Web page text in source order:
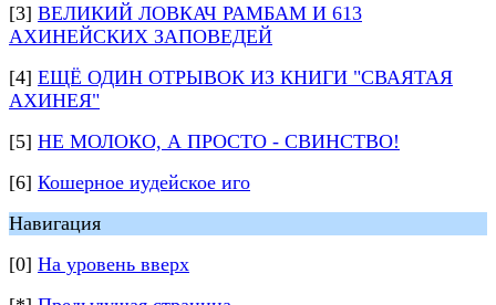
[3] ВЕЛИКИЙ ЛОВКАЧ РАМБАМ И 613
АХИНЕЙСКИХ ЗАПОВЕДЕЙ
[4] ЕЩЁ ОДИН ОТРЫВОК ИЗ КНИГИ "СВАЯТАЯ
АХИНЕЯ"
[5] НЕ МОЛОКО, А ПРОСТО - СВИНСТВО!
[6] Кошерное иудейское иго
Навигация
[0] На уровень вверх